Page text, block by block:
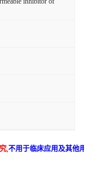
,不用于临床应用及其他用